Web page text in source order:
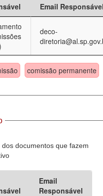
Email
deco-
comissão permanente
documentos que fazem
Email
Responsável